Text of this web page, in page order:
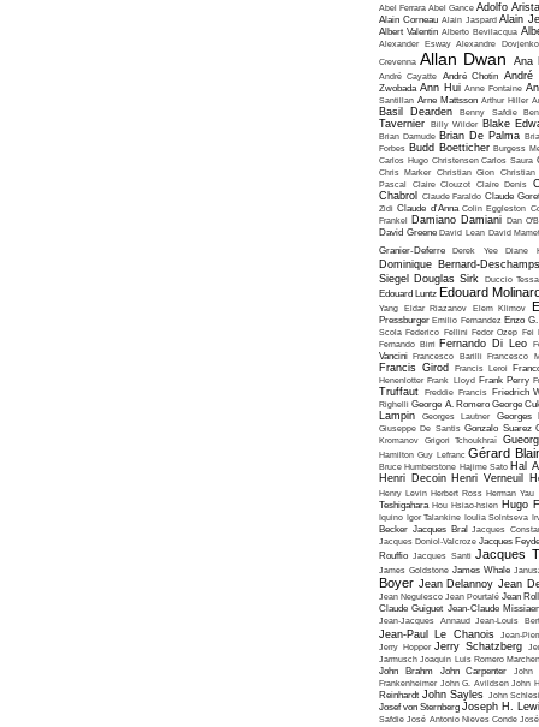
Abel Ferrara Abel Gance Adolfo
Alain Corneau Alain Jaspard Alain
Albert Valentin Alberto Bevilacqua
Alexander Esway Alexandre Dovjenko
Crevenna Allan Dwan Ana
André Cayatte André Chotin André
Zwobada Ann Hui Anne Fontaine
Santillan Arne Mattsson Arthur Hiller
Basil Dearden Benny Safdie
Tavernier Billy Wilder Blake
Brian Damude Brian De Palma
Forbes Budd Boetticher Burgess
Carlos Hugo Christensen Carlos Saura
Chris Marker Christian Gion Christian
Pascal
Claire Clouzot Claire Denis
Chabrol
Claude Faraldo Claude
Zidi Claude d'Anna Colin Eggleston
Frankel Damiano Damiani Dan
David Greene David Lean David
Granier-Deferre
Derek Yee Diane
Dominique Bernard-
Siegel
Douglas Sirk Duccio
Edouard Luntz Edouard
Yang Eldar Riazanov Elem Klimov
Pressburger Emilio Fernandez Enzo
Scola Federico Fellini Fedor Ozep Fei
Fernando Birri Fernando Di Leo
Vancini Francesco Barilli Francesco
Francis Girod Francis Leroi
Henenlotter Frank Lloyd Frank Perry
Truffaut Freddie Francis Friedrich
Righelli George A. Romero George
Lampin Georges Lautner
Georges
Giuseppe De Santis Gonzalo Suarez
Kromanov Grigori Tchoukhraï
Hamilton Guy Lefranc Gérard
Bruce Humberstone Hajime Sato Hal
Henri Decoin Henri Verneuil
Henry Levin Herbert Ross Herman Yau
Teshigahara Hou Hsiao-hsien Hugo
Iquino Igor Talankine Ioulia Solntseva
Becker Jacques Bral Jacques
Jacques Doniol-Valcroze Jacques
Rouffio Jacques Santi Jacques
James Goldstone James Whale
Boyer Jean Delannoy Jean
Jean Negulesco Jean Pourtalé Jean
Claude Guiguet Jean-Claude
Jean-Jacques Annaud Jean-Louis
Jean-Paul Le Chanois
Jean-
Jerry Hopper Jerry Schatzberg
Jarmusch Joaquin Luis Romero
John Brahm
John Carpenter
John
Frankenheimer John G. Avildsen John
Reinhardt John Sayles John
Josef von Sternberg Joseph H.
Safdie José Antonio Nieves Conde